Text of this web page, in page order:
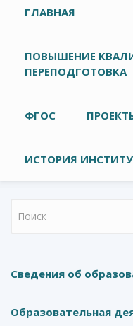
Главное меню
ГЛАВНАЯ
ПОВЫШЕНИЕ
ПЕРЕПОДГОТОВКА
ФГОС
ИСТОРИЯ
Форма поиска
Сведения об
Образовательная